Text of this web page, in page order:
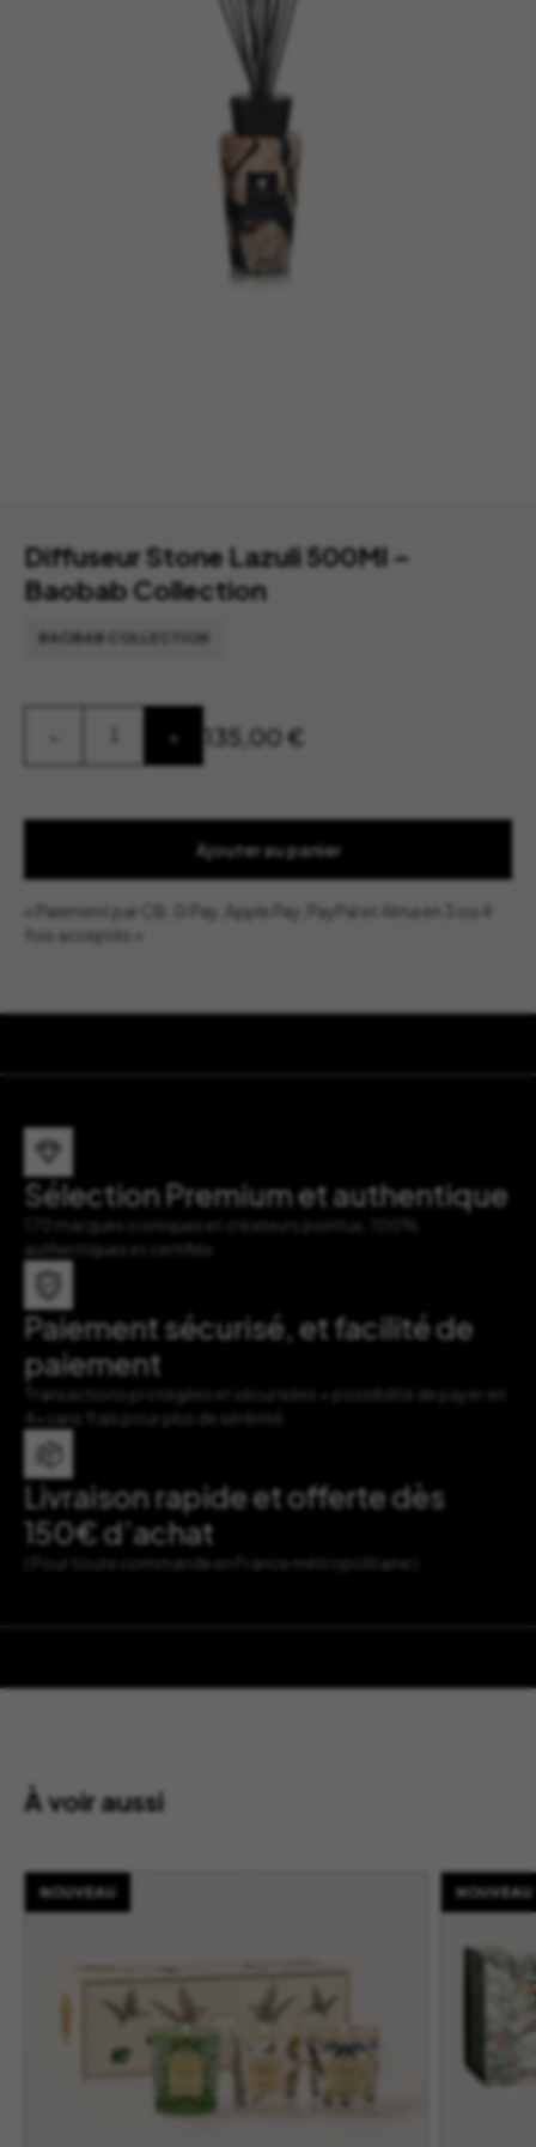
Diffuseur Stone Lazuli 500Ml –
Baobab Collection
BAOBAB COLLECTION
quantité
500Ml
Collection
+ 135,00 €
Ajouter au panier
« Paiement par CB, G Pay, Apple Pay, PayPal et Alma en 3 ou 4
fois acceptés »
Sélection Premium et authentique
170 marques iconiques et créateurs pointus, 100%
authentiques et certifiés
Paiement sécurisé, et facilité de
paiement
Transactions protégées et sécurisées + possibilité de payer en
4x sans frais pour plus de sérénité.
Livraison rapide et offerte dès
150€ d’achat
( Pour toute commande en France métropolitaine )
À voir aussi
NOUVEAU NOUVEAU